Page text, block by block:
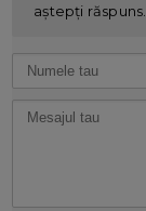
aștepți